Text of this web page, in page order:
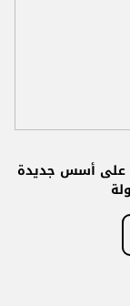
على أسس جديدة